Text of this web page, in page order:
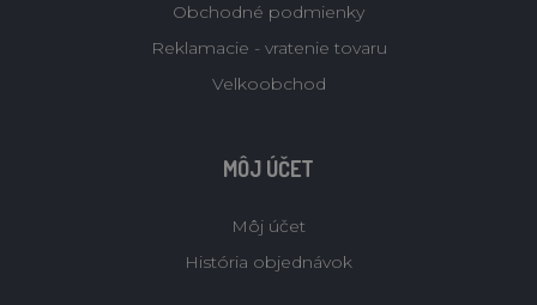
Obchodné podmienky
Reklamacie - vratenie tovaru
Velkoobchod
MÔJ ÚČET
Môj účet
História objednávok